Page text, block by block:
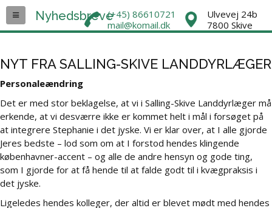
Nyhedsbreve(+45) 86610721
mail@komail.dk
Ulvevej 24b
7800 Skive
NYT FRA SALLING-SKIVE LANDDYRLÆGER
Personaleændring
Det er med stor beklagelse, at vi i Salling-Skive Landdyrlæger må
erkende, at vi desværre ikke er kommet helt i mål i forsøget på
at integrere Stephanie i det jyske. Vi er klar over, at I alle gjorde
Jeres bedste – lod som om at I forstod hendes klingende
københavner-accent – og alle de andre hensyn og gode ting,
som I gjorde for at få hende til at falde godt til i kvægpraksis i
det jyske.
Ligeledes hendes kolleger, der altid er blevet mødt med hendes